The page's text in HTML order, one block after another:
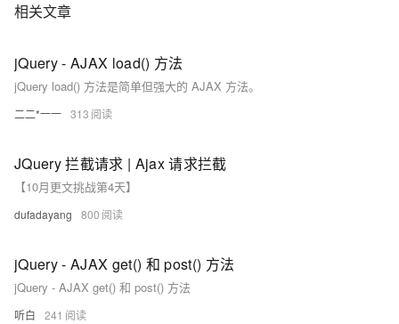
相关文章
jQuery - AJAX load() 方法
jQuery load() 方法是简单但强大的 AJAX 方法。
二二*一一 313
JQuery 拦截请求 | Ajax 请求拦截
【10月更文挑战第4天】
dufadayang 800
jQuery - AJAX get() 和 post() 方法
jQuery - AJAX get() 和 post() 方法
听白 241